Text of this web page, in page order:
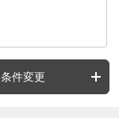
条件変更